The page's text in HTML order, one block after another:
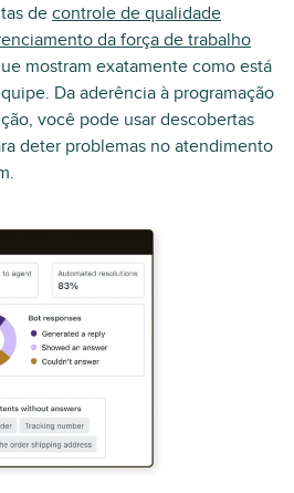
de controle de qualidade
da força de trabalho
mostram exatamente como está
Da aderência à programação
você pode usar descobertas
deter problemas no atendimento